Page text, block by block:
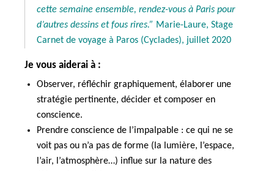
cette semaine ensemble, rendez-vous à Paris pour
d’autres dessins et fous rires.” Marie-Laure, Stage
Carnet de voyage à Paros (Cyclades), juillet 2020
Je vous aiderai à :
Observer, réfléchir graphiquement, élaborer une
stratégie pertinente, décider et composer en
conscience.
Prendre conscience de l’impalpable : ce qui ne se
voit pas ou n’a pas de forme (la lumière, l’espace,
l’air, l’atmosphère…) influe sur la nature des